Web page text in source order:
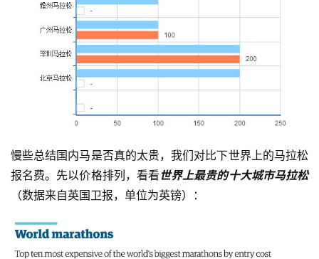
慢些总结国内马是否真的太贵，我们对比下世界上的马拉松
报名费。先以价格排列，看看世界上最贵的十大城市马拉松
（数据来自英国卫报，单位为英镑）：